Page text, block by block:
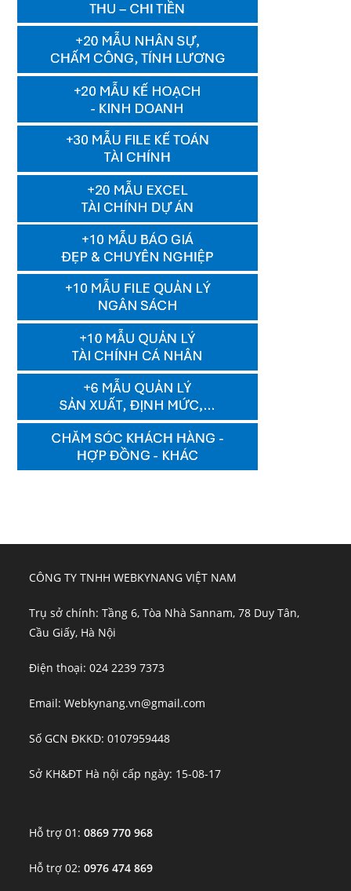
CÔNG TY TNHH WEBKYNANG VIỆT NAM
Trụ sở chính: Tầng 6, Tòa Nhà Sannam, 78 Duy Tân,
Cầu Giấy, Hà Nội
Điện thoại: 024 2239 7373
Email: Webkynang.vn@gmail.com
Số GCN ĐKKD: 0107959448
Sở KH&ĐT Hà nội cấp ngày: 15-08-17
Hỗ trợ 01:0869 770 968
Hỗ trợ 02:0976 474 869